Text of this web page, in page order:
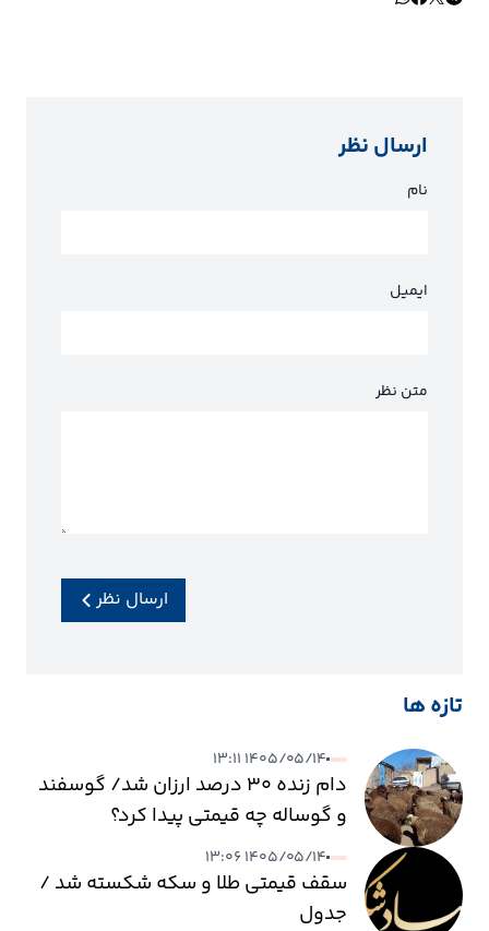
نوتیف
ارسال نظر
نام
ایمیل
متن نظر
ارسال نظر
تازه ها
۱۴۰۵/۰۵/۱۴ ۱۳:۱۱
دام زنده ۳۰ درصد ارزان شد/ گوسفند
و گوساله چه قیمتی پیدا کرد؟
۱۴۰۵/۰۵/۱۴ ۱۳:۰۶
سقف قیمتی طلا و سکه شکسته شد /
جدول